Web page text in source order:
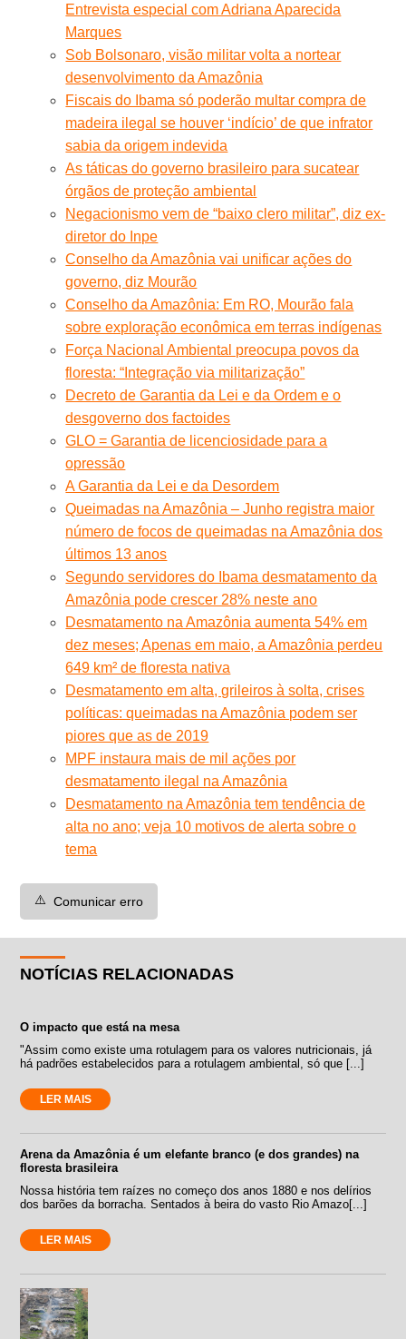
Entrevista especial com Adriana Aparecida
Marques
Sob Bolsonaro, visão militar volta a nortear
desenvolvimento da Amazônia
Fiscais do Ibama só poderão multar compra de
madeira ilegal se houver ‘indício’ de que infrator
sabia da origem indevida
As táticas do governo brasileiro para sucatear
órgãos de proteção ambiental
Negacionismo vem de “baixo clero militar”, diz ex-
diretor do Inpe
Conselho da Amazônia vai unificar ações do
governo, diz Mourão
Conselho da Amazônia: Em RO, Mourão fala
sobre exploração econômica em terras indígenas
Força Nacional Ambiental preocupa povos da
floresta: “Integração via militarização”
Decreto de Garantia da Lei e da Ordem e o
desgoverno dos factoides
GLO = Garantia de licenciosidade para a
opressão
A Garantia da Lei e da Desordem
Queimadas na Amazônia – Junho registra maior
número de focos de queimadas na Amazônia dos
últimos 13 anos
Segundo servidores do Ibama desmatamento da
Amazônia pode crescer 28% neste ano
Desmatamento na Amazônia aumenta 54% em
dez meses; Apenas em maio, a Amazônia perdeu
649 km² de floresta nativa
Desmatamento em alta, grileiros à solta, crises
políticas: queimadas na Amazônia podem ser
piores que as de 2019
MPF instaura mais de mil ações por
desmatamento ilegal na Amazônia
Desmatamento na Amazônia tem tendência de
alta no ano; veja 10 motivos de alerta sobre o
tema
⚠️ Comunicar erro
NOTÍCIAS RELACIONADAS
O impacto que está na mesa
"Assim como existe uma rotulagem para os valores nutricionais, já
há padrões estabelecidos para a rotulagem ambiental, só que [...]
LER MAIS
Arena da Amazônia é um elefante branco (e dos grandes) na
floresta brasileira
Nossa história tem raízes no começo dos anos 1880 e nos delírios
dos barões da borracha. Sentados à beira do vasto Rio Amazo[...]
LER MAIS